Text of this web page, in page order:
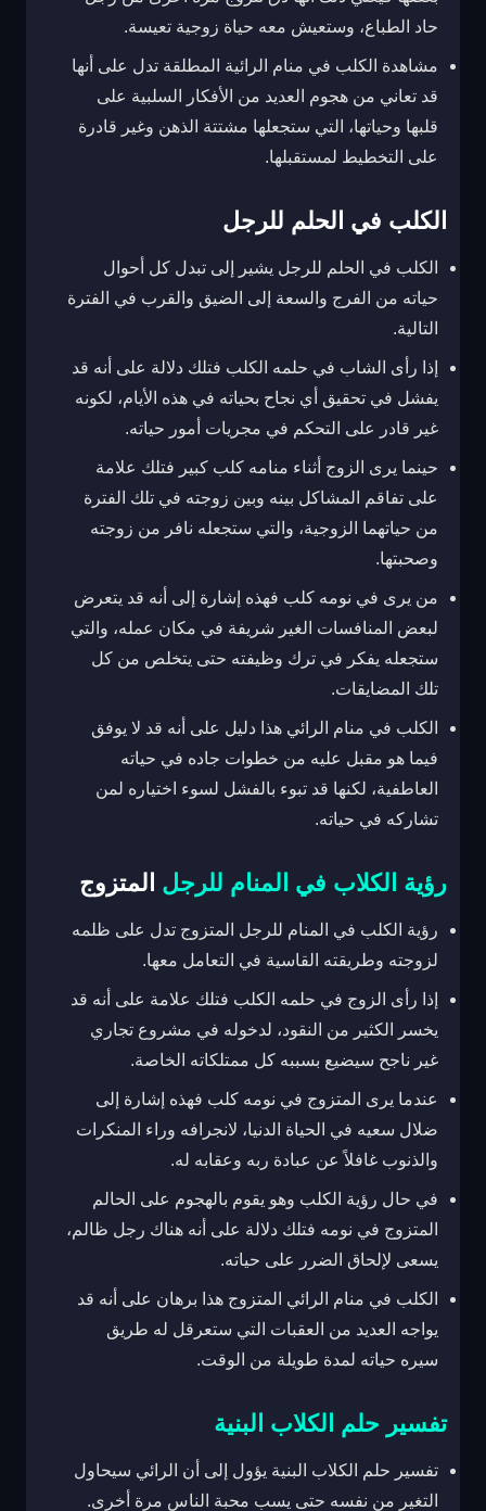
حاد الطباع، وستعيش معه حياة زوجية تعيسة.
مشاهدة الكلب في منام الرائية المطلقة تدل على أنها
قد تعاني من هجوم العديد من الأفكار السلبية على
قلبها وحياتها، التي ستجعلها مشتتة الذهن وغير قادرة
على التخطيط لمستقبلها.
الكلب في الحلم للرجل
الكلب في الحلم للرجل يشير إلى تبدل كل أحوال
حياته من الفرج والسعة إلى الضيق والقرب في الفترة
التالية.
إذا رأى الشاب في حلمه الكلب فتلك دلالة على أنه قد
يفشل في تحقيق أي نجاح بحياته في هذه الأيام، لكونه
غير قادر على التحكم في مجريات أمور حياته.
حينما يرى الزوج أثناء منامه كلب كبير فتلك علامة
على تفاقم المشاكل بينه وبين زوجته في تلك الفترة
من حياتهما الزوجية، والتي ستجعله نافر من زوجته
وصحبتها.
من يرى في نومه كلب فهذه إشارة إلى أنه قد يتعرض
لبعض المنافسات الغير شريفة في مكان عمله، والتي
ستجعله يفكر في ترك وظيفته حتى يتخلص من كل
تلك المضايقات.
الكلب في منام الرائي هذا دليل على أنه قد لا يوفق
فيما هو مقبل عليه من خطوات جاده في حياته
العاطفية، لكنها قد تبوء بالفشل لسوء اختياره لمن
تشاركه في حياته.
رؤية الكلاب في المنام للرجل المتزوج
رؤية الكلب في المنام للرجل المتزوج تدل على ظلمه
لزوجته وطريقته القاسية في التعامل معها.
إذا رأى الزوج في حلمه الكلب فتلك علامة على أنه قد
يخسر الكثير من النقود، لدخوله في مشروع تجاري
غير ناجح سيضيع بسببه كل ممتلكاته الخاصة.
عندما يرى المتزوج في نومه كلب فهذه إشارة إلى
ضلال سعيه في الحياة الدنيا، لانجرافه وراء المنكرات
والذنوب غافلاً عن عبادة ربه وعقابه له.
في حال رؤية الكلب وهو يقوم بالهجوم على الحالم
المتزوج في نومه فتلك دلالة على أنه هناك رجل ظالم،
يسعى لإلحاق الضرر على حياته.
الكلب في منام الرائي المتزوج هذا برهان على أنه قد
يواجه العديد من العقبات التي ستعرقل له طريق
سيره حياته لمدة طويلة من الوقت.
تفسير حلم الكلاب البنية
تفسير حلم الكلاب البنية يؤول إلى أن الرائي سيحاول
التغير من نفسه حتى يسب محبة الناس مرة أخرى.